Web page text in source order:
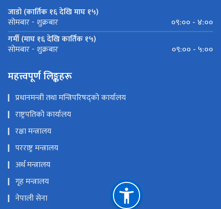
जाडो (कार्तिक १६ देखि माघ १५)
सोमबार - शुक्रबार
०९:०० - ४:००
गर्मी (माघ १६ देखि कार्तिक १५)
सोमबार - शुक्रबार ०९:०० - ५:००
महत्त्वपूर्ण लिङ्कहरू
प्रधानमन्त्री तथा मन्त्रिपरिषद्को कार्यालय
राष्ट्रपतिको कार्यालय
रक्षा मन्त्रालय
परराष्ट्र मन्त्रालय
अर्थ मन्त्रालय
गृह मन्त्रालय
नेपाली सेना